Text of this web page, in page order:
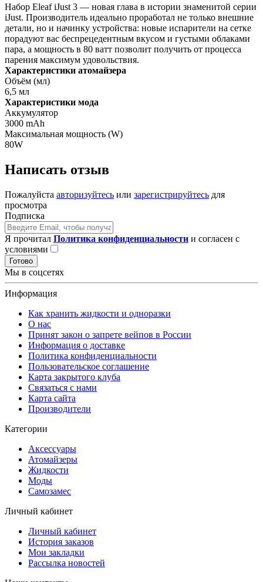
Набор Eleaf iJust 3 — новая глава в истории знаменитой серии
iJust. Производитель идеально проработал не только внешние
детали, но и начинку устройства: новые испарители на сетке
порадуют вас беспрецедентным вкусом и густыми облаками
пара, а мощность в 80 ватт позволит получить от процесса
парения максимум удовольствия.
Характеристики атомайзера
Объём (мл)
6,5 мл
Характеристики мода
Аккумулятор
3000 mAh
Максимальная мощность (W)
80W
Написать отзыв
Пожалуйста авторизуйтесь или зарегистрируйтесь для
просмотра
Подписка
Я прочитал Политика конфиденциальности и согласен с
условиями
Готово
Мы в соцсетях
Информация
Как хранить жидкости и одноразки
О нас
Принят закон о запрете вейпов в России
Информация о доставке
Политика конфиденциальности
Пользовательское соглашение
Карта закрытого клуба
Связаться с нами
Карта сайта
Производители
Категории
Аксессуары
Атомайзеры
Жидкости
Моды
Самозамес
Личный кабинет
Личный кабинет
История заказов
Мои закладки
Рассылка новостей